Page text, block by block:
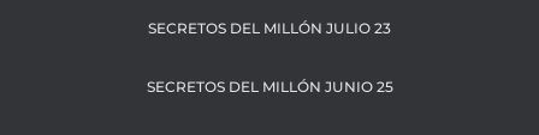
SECRETOS DEL MILLÓN JULIO 23
SECRETOS DEL MILLÓN JUNIO 25